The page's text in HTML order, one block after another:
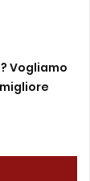
Vogliamo